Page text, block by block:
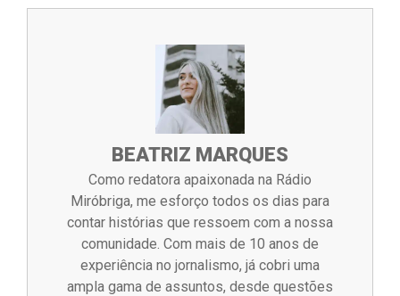
BEATRIZ MARQUES
Como redatora apaixonada na Rádio
Miróbriga, me esforço todos os dias para
contar histórias que ressoem com a nossa
comunidade. Com mais de 10 anos de
experiência no jornalismo, já cobri uma
ampla gama de assuntos, desde questões